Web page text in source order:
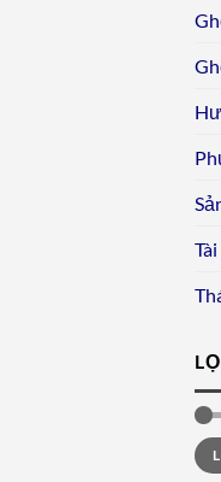
Giá
tối
Giá
tối
đa